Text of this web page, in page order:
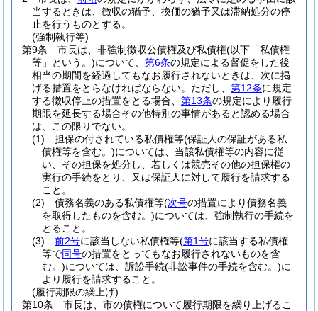
当するときは、徴収の猶予、換価の猶予又は滞納処分の停
止を行うものとする。
(強制執行等)
第9条
市長は、非強制徴収公債権及び私債権(以下「私債権
等」という。)について、 第6条の規定による督促をした後
相当の期間を経過してもなお履行されないときは、次に掲
げる措置をとらなければならない。 ただし、 第12条に規定
する徴収停止の措置をとる場合、 第13条の規定により履行
期限を延長する場合その他特別の事情があると認める場合
は、この限りでない。
(1)
担保の付されている私債権等(保証人の保証がある私
債権等を含む。)については、当該私債権等の内容に従
い、その担保を処分し、若しくは競売その他の担保権の
実行の手続をとり、又は保証人に対して履行を請求する
こと。
(2)
債務名義のある私債権等(次号の措置により債務名義
を取得したものを含む。)については、強制執行の手続を
とること。
(3)
前2号に該当しない私債権等(第1号に該当する私債権
等で同号の措置をとってもなお履行されないものを含
む。)については、訴訟手続(非訟事件の手続を含む。)に
より履行を請求すること。
(履行期限の繰上げ)
第10条
市長は、市の債権について履行期限を繰り上げるこ